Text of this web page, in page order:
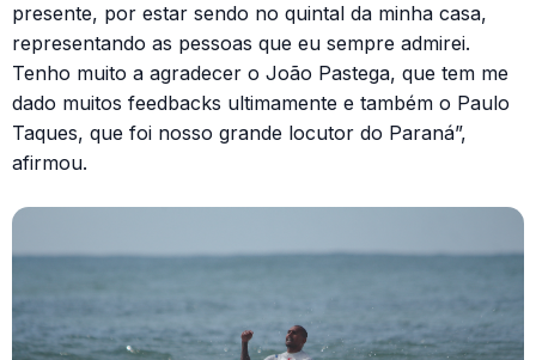
presente, por estar sendo no quintal da minha casa,
representando as pessoas que eu sempre admirei.
Tenho muito a agradecer o João Pastega, que tem me
dado muitos feedbacks ultimamente e também o Paulo
Taques, que foi nosso grande locutor do Paraná”,
afirmou.